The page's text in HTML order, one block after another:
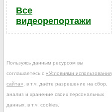
Все
видеорепортажи
Пользуясь данным ресурсом вы
соглашаетесь с «Условиями использования
сайта» , в т.ч. даёте разрешение на сбор,
анализ и хранение своих персональных
данных, в т.ч. cookies.